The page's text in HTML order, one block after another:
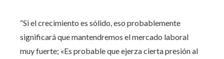
“Si el crecimiento es sólido, eso probablemente
significará que mantendremos el mercado laboral
muy fuerte; «Es probable que ejerza cierta presión al